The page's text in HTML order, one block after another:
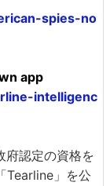
spies-no
app
intelligenc
府認定の資格を
Tearline」を公